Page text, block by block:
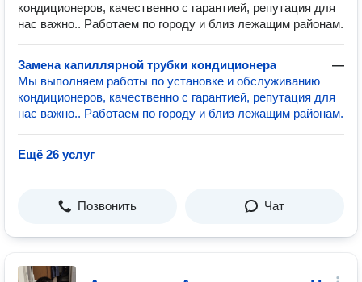
кондиционеров, качественно с гарантией, репутация для
нас важно.. Работаем по городу и близ лежащим районам.
Замена капиллярной трубки кондиционера
—
Мы выполняем работы по установке и обслуживанию
кондиционеров, качественно с гарантией, репутация для
нас важно.. Работаем по городу и близ лежащим районам.
Ещё 26 услуг
Позвонить Чат